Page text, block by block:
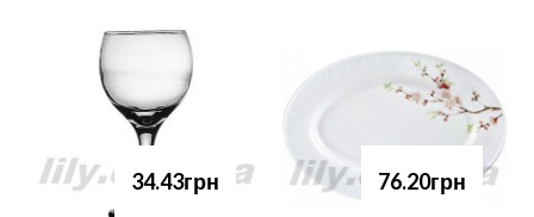
34.43грн 76.20грн